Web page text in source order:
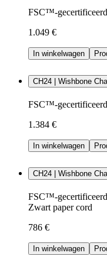
FSC™-gecertificeerd
1.049 €
In winkelwagen
CH24 | Wishbone
FSC™-
1.384 €
In winkelwagen
CH24 | Wishbone
FSC™-
Zwart paper cord
786 €
In winkelwagen